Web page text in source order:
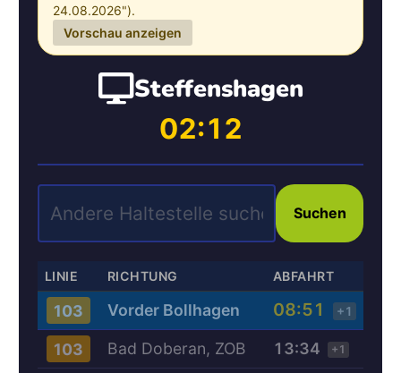
24.08.2026").
Vorschau anzeigen
Steffenshagen
02:12
Suchen
LINIE RICHTUNG ABFAHRT
103 Vorder Bollhagen 08:51 +1
103 Bad Doberan, ZOB 13:34 +1